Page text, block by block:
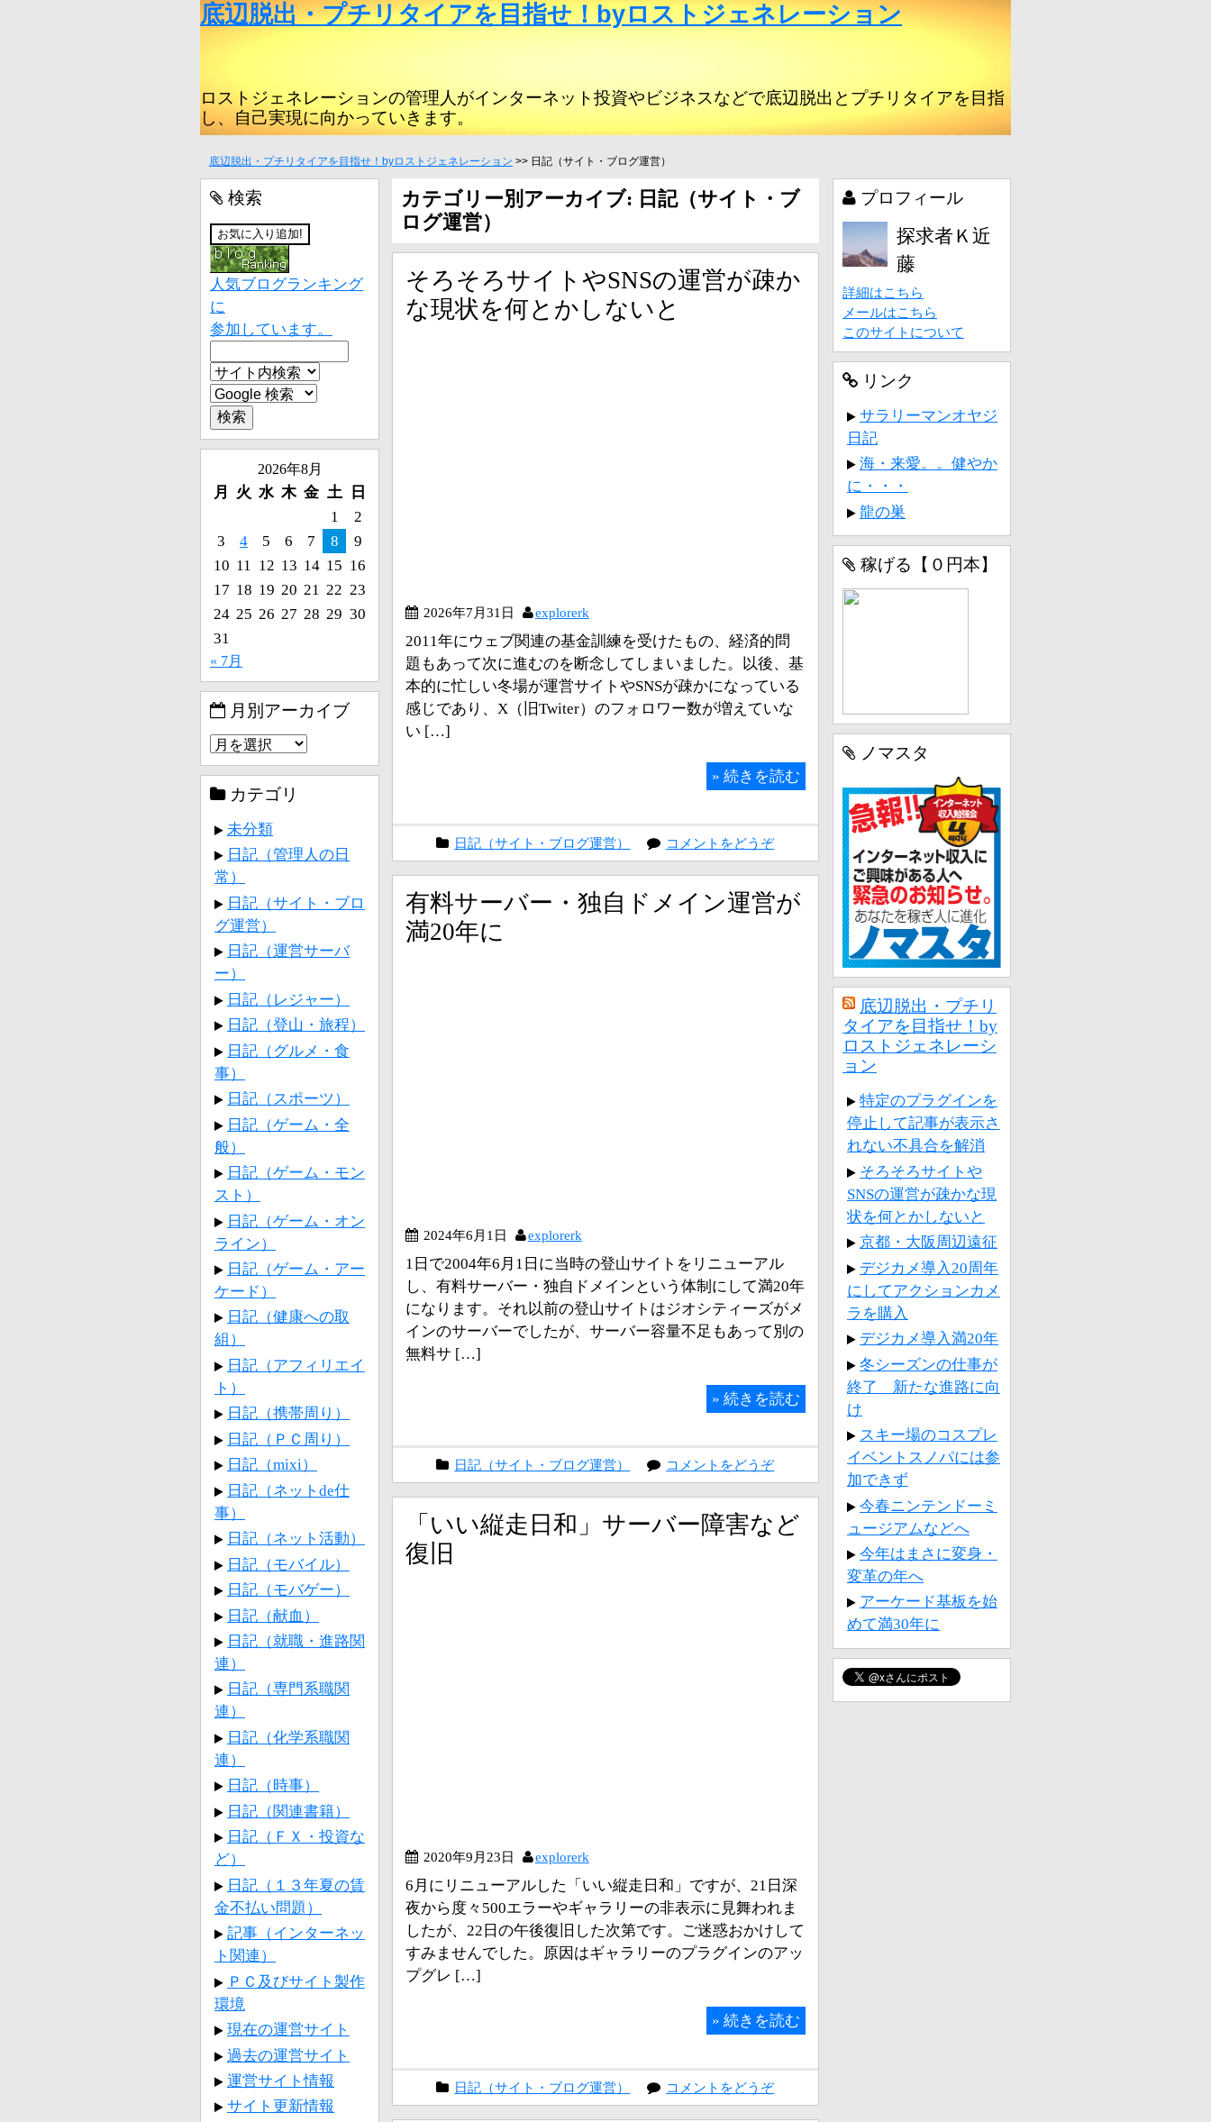
底辺脱出・プチリタイアを目指せ！byロストジェネレーション
ロストジェネレーションの管理人がインターネット投資やビジネスなどで底辺脱出とプチリタイアを目指
し、自己実現に向かっていきます。
底辺脱出・プチリタイアを目指せ！byロストジェネレーション >> 日記（サイト・ブログ運営）
カテゴリー別アーカイブ: 日記（サイト・ブ
ログ運営）
そろそろサイトやSNSの運営が疎か
な現状を何とかしないと
2026年7月31日 explorerk
2011年にウェブ関連の基金訓練を受けたもの、経済的問
題もあって次に進むのを断念してしまいました。以後、基
本的に忙しい冬場が運営サイトやSNSが疎かになっている
感じであり、X（旧Twiter）のフォロワー数が増えていな
い […]
» 続きを読む
日記（サイト・ブログ運営） コメントをどうぞ
有料サーバー・独自ドメイン運営が
満20年に
2024年6月1日 explorerk
1日で2004年6月1日に当時の登山サイトをリニューアル
し、有料サーバー・独自ドメインという体制にして満20年
になります。それ以前の登山サイトはジオシティーズがメ
インのサーバーでしたが、サーバー容量不足もあって別の
無料サ […]
» 続きを読む
日記（サイト・ブログ運営） コメントをどうぞ
「いい縦走日和」サーバー障害など
復旧
2020年9月23日 explorerk
6月にリニューアルした「いい縦走日和」ですが、21日深
夜から度々500エラーやギャラリーの非表示に見舞われま
したが、22日の午後復旧した次第です。ご迷惑おかけして
すみませんでした。原因はギャラリーのプラグインのアッ
プグレ […]
» 続きを読む
日記（サイト・ブログ運営） コメントをどうぞ
検索
人気ブログランキング
に
参加しています。
2026年8月
月 火 水 木 金 土
日
1
2
3
4 5 6 7 8
9
10 11 12 13 14 15 16
17 18 19 20 21 22 23
24 25 26 27 28 29 30
31
« 7月
月別アーカイブ
カテゴリ
未分類
日記（管理人の日
常）
日記（サイト・ブロ
グ運営）
日記（運営サーバ
ー）
日記（レジャー）
日記（登山・旅程）
日記（グルメ・食
事）
日記（スポーツ）
日記（ゲーム・全
般）
日記（ゲーム・モン
スト）
日記（ゲーム・オン
ライン）
日記（ゲーム・アー
ケード）
日記（健康への取
組）
日記（アフィリエイ
ト）
日記（携帯周り）
日記（ＰＣ周り）
日記（mixi）
日記（ネットde仕
事）
日記（ネット活動）
日記（モバイル）
日記（モバゲー）
日記（献血）
日記（就職・進路関
連）
日記（専門系職関
連）
日記（化学系職関
連）
日記（時事）
日記（関連書籍）
日記（ＦＸ・投資な
ど）
日記（１３年夏の賃
金不払い問題）
記事（インターネッ
ト関連）
ＰＣ及びサイト製作
環境
現在の運営サイト
過去の運営サイト
運営サイト情報
サイト更新情報
プロフィール
探求者Ｋ近
藤
詳細はこちら
メールはこちら
このサイトについて
リンク
サラリーマンオヤジ
日記
海・来愛。。健やか
に・・・
龍の巣
稼げる【０円本】
ノマスタ
底辺脱出・プチリ
タイアを目指せ！by
ロストジェネレーシ
ョン
特定のプラグインを
停止して記事が表示さ
れない不具合を解消
そろそろサイトや
SNSの運営が疎かな現
状を何とかしないと
京都・大阪周辺遠征
デジカメ導入20周年
にしてアクションカメ
ラを購入
デジカメ導入満20年
冬シーズンの仕事が
終了 新たな進路に向
け
スキー場のコスプレ
イベントスノパには参
加できず
今春ニンテンドーミ
ュージアムなどへ
今年はまさに変身・
変革の年へ
アーケード基板を始
めて満30年に